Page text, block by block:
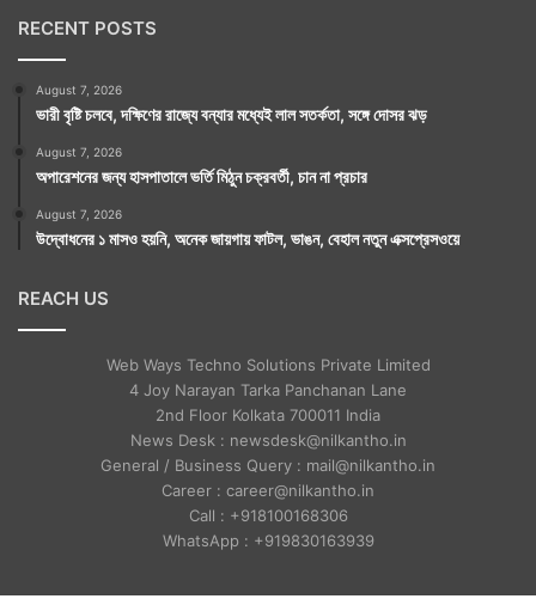
RECENT POSTS
August 7, 2026
ভারী বৃষ্টি চলবে, দক্ষিণের রাজ্যে বন্যার মধ্যেই লাল সতর্কতা, সঙ্গে দোসর ঝড়
August 7, 2026
অপারেশনের জন্য হাসপাতালে ভর্তি মিঠুন চক্রবর্তী, চান না প্রচার
August 7, 2026
উদ্বোধনের ১ মাসও হয়নি, অনেক জায়গায় ফাটল, ভাঙন, বেহাল নতুন এক্সপ্রেসওয়ে
REACH US
Web Ways Techno Solutions Private Limited
4 Joy Narayan Tarka Panchanan Lane
2nd Floor Kolkata 700011 India
News Desk : newsdesk@nilkantho.in
General / Business Query : mail@nilkantho.in
Career : career@nilkantho.in
Call : +918100168306
WhatsApp : +919830163939